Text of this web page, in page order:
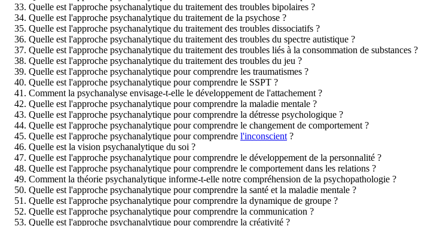
Quelle est l'approche psychanalytique du traitement des troubles bipolaires ?
Quelle est l'approche psychanalytique du traitement de la psychose ?
Quelle est l'approche psychanalytique du traitement des troubles dissociatifs ?
Quelle est l'approche psychanalytique du traitement des troubles du spectre autistique ?
Quelle est l'approche psychanalytique du traitement des troubles liés à la consommation de substances ?
Quelle est l'approche psychanalytique du traitement des troubles du jeu ?
Quelle est l'approche psychanalytique pour comprendre les traumatismes ?
Quelle est l'approche psychanalytique pour comprendre le SSPT ?
Comment la psychanalyse envisage-t-elle le développement de l'attachement ?
Quelle est l'approche psychanalytique pour comprendre la maladie mentale ?
Quelle est l'approche psychanalytique pour comprendre la détresse psychologique ?
Quelle est l'approche psychanalytique pour comprendre le changement de comportement ?
Quelle est l'approche psychanalytique pour comprendre l'inconscient ?
Quelle est la vision psychanalytique du soi ?
Quelle est l'approche psychanalytique pour comprendre le développement de la personnalité ?
Quelle est l'approche psychanalytique pour comprendre le comportement dans les relations ?
Comment la théorie psychanalytique informe-t-elle notre compréhension de la psychopathologie ?
Quelle est l'approche psychanalytique pour comprendre la santé et la maladie mentale ?
Quelle est l'approche psychanalytique pour comprendre la dynamique de groupe ?
Quelle est l'approche psychanalytique pour comprendre la communication ?
Quelle est l'approche psychanalytique pour comprendre la créativité ?